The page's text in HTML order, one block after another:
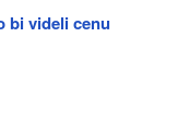
bi videli cenu